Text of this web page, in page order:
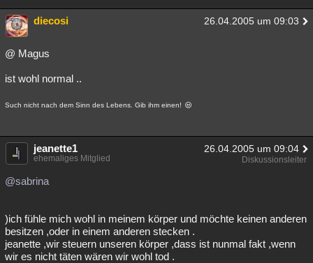
diecosi 26.04.2005 um 09:03
@ Magus
ist wohl normal ..
Such nicht nach dem Sinn des Lebens. Gib ihm einen!
jeanette1 26.04.2005 um 09:04
ehemaliges Mitglied Diskussionsleiter
@sabrina
)ich fühle mich wohl in meinem körper und möchte keinen anderen
besitzen ,oder in einem anderen stecken .
jeanette ,wir steuern unseren körper ,dass ist nunmal fakt ,wenn
wir es nicht täten wären wir wohl tod .